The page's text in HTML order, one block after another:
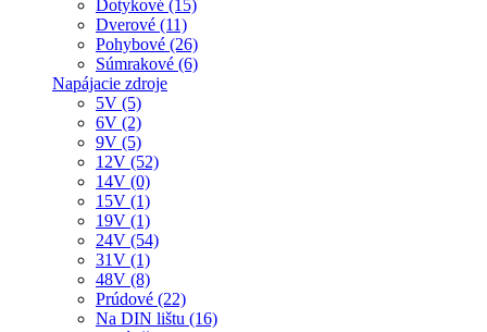
Dotykové (15)
Dverové (11)
Pohybové (26)
Súmrakové (6)
Napájacie zdroje
5V (5)
6V (2)
9V (5)
12V (52)
14V (0)
15V (1)
19V (1)
24V (54)
31V (1)
48V (8)
Prúdové (22)
Na DIN lištu (16)